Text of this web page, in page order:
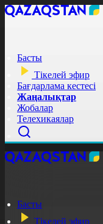
Басты
Тікелей эфир
Бағдарлама кестесі
Жаңалықтар
Жобалар
Телехикаялар
Басты
Тікелей эфир